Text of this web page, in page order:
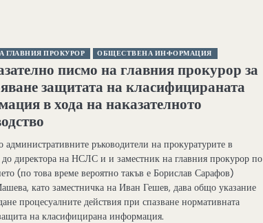
ГЛАВНИЯ ПРОКУРОР ОБЩЕСТВЕНА ИНФОРМАЦИЯ
писмо на главния прокурор за
защитата на класифицираната
в хода на наказателното
ръководители на прокуратурите в
до директора на НСЛС и и заместник на главния прокурор по
(по това време вероятно такъв е Борислав Сарафов)
като заместничка на Иван Гешев, дава общо указание
процесуалните действия при спазване нормативната
на класифицирана информация.